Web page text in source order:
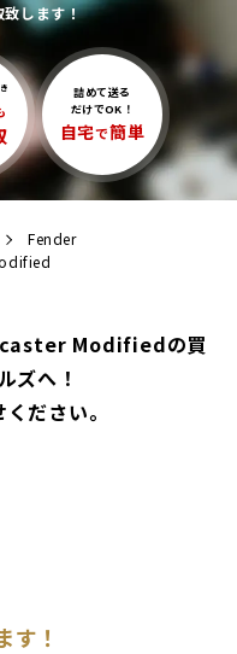
致します！
詰めて送る
だけでOK！
自宅で簡単
Fender
Modifiedの買
ズへ！
ださい。
す！